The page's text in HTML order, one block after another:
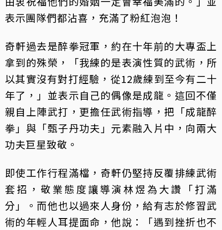
表示團隊們都沾喜，充滿了粉紅泡泡！
奇軒過去是醉拳冠軍，約在十年前的大專盃上
拿到的殊榮，「我練的是表演性質的武術，所
以其實沒有對打經驗，從12歲練到至今有二十
年了，」並表示自己的偶像是成龍。這回不僅
親自上陣武打，更擔任武術指導，把「成龍醉
拳」與「甄子丹功夫」元素融入片中，向兩大
功夫巨星致敬。
即使工作行程滿檔，奇軒仍堅持反覆排練武術
套招，敬業態度讓導演林煜為大讚「打滿
分」。而他也以過來人身份，給有志於修習武
術的年輕人耳提面命，他說：「遇到挫折也不